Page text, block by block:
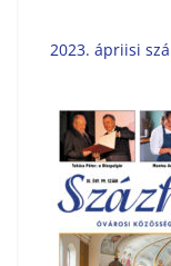
2023. ápriisi